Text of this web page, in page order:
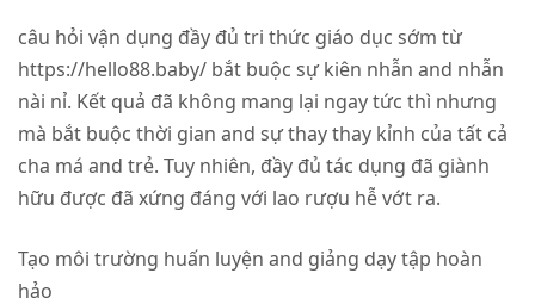
câu hỏi vận dụng đầy đủ tri thức giáo dục sớm từ
https://hello88.baby/ bắt buộc sự kiên nhẫn and nhẫn
nài nỉ. Kết quả đã không mang lại ngay tức thì nhưng
mà bắt buộc thời gian and sự thay thay kỉnh của tất cả
cha má and trẻ. Tuy nhiên, đầy đủ tác dụng đã giành
hữu được đã xứng đáng với lao rượu hễ vớt ra.
Tạo môi trường huấn luyện and giảng dạy tập hoàn
hảo